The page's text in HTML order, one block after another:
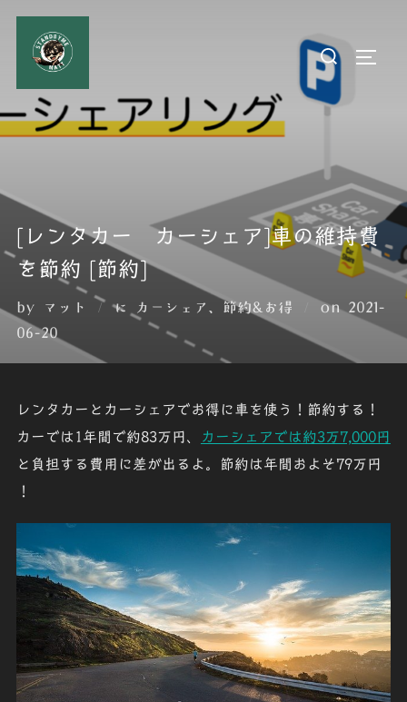
ツ
へ
検
索
対
[レンタカー カーシェア]車の維持費
を節約 [節約]
by マット に カーシェア 節約&お得 on 投
日:
2021-
06-20
レンタカーとカーシェアでお得に車を使う！節約する！
カーでは1年間で約83万円 、
カーシェアでは約3万7,000円
と負担する費用に差が出るよ。節約は年間およそ79万円
！